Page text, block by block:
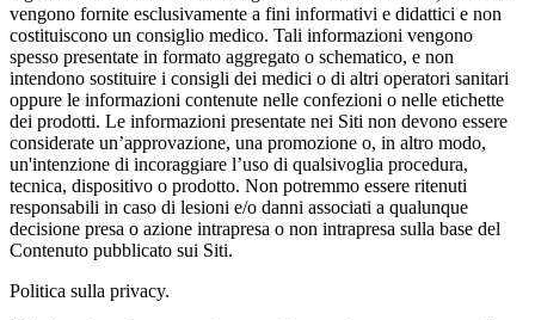
vengono fornite esclusivamente a fini informativi e didattici e non
costituiscono un consiglio medico. Tali informazioni vengono
spesso presentate in formato aggregato o schematico, e non
intendono sostituire i consigli dei medici o di altri operatori sanitari
oppure le informazioni contenute nelle confezioni o nelle etichette
dei prodotti. Le informazioni presentate nei Siti non devono essere
considerate un’approvazione, una promozione o, in altro modo,
un'intenzione di incoraggiare l’uso di qualsivoglia procedura,
tecnica, dispositivo o prodotto. Non potremmo essere ritenuti
responsabili in caso di lesioni e/o danni associati a qualunque
decisione presa o azione intrapresa o non intrapresa sulla base del
Contenuto pubblicato sui Siti.
Politica sulla privacy.